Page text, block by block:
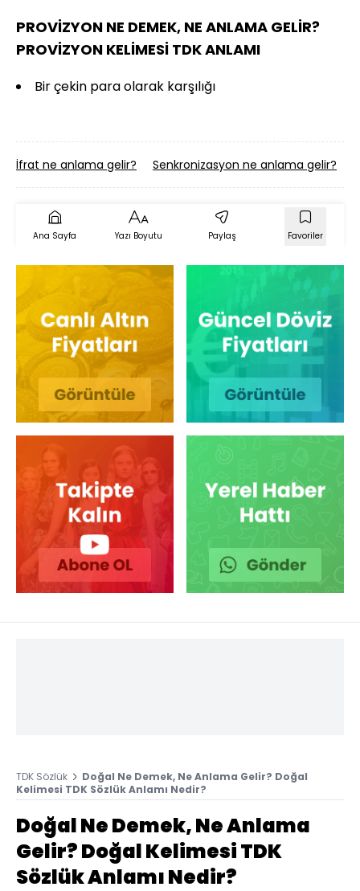
PROVİZYON NE DEMEK, NE ANLAMA GELİR?
PROVİZYON KELİMESİ TDK ANLAMI
Bir çekin para olarak karşılığı
İfrat ne anlama gelir? Senkronizasyon ne anlama gelir?
Ana Sayfa Yazı Boyutu Paylaş Favoriler
TDK Sözlük
Doğal Ne Demek, Ne Anlama Gelir? Doğal
Kelimesi TDK Sözlük Anlamı Nedir?
Doğal Ne Demek, Ne Anlama
Gelir? Doğal Kelimesi TDK
Sözlük Anlamı Nedir?